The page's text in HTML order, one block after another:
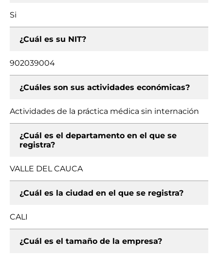
Si
¿Cuál es su NIT?
902039004
¿Cuáles son sus actividades económicas?
Actividades de la práctica médica sin internación
¿Cuál es el departamento en el que se
registra?
VALLE DEL CAUCA
¿Cuál es la ciudad en el que se registra?
CALI
¿Cuál es el tamaño de la empresa?